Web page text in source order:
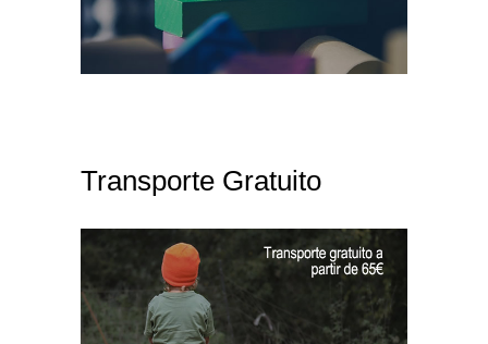
Transporte Gratuito